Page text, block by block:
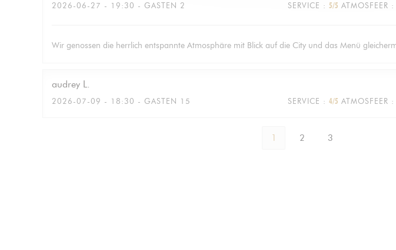
2026-06-27 - 19:30 - GASTEN 2 SERVICE : 5/5 ATMOSFEER :
Wir genossen die herrlich entspannte Atmosphäre mit Blick auf die City und das Menü
audrey L
2026-07-09 - 18:30 - GASTEN 15 SERVICE : 4/5 ATMOSFEER :
1 2 3